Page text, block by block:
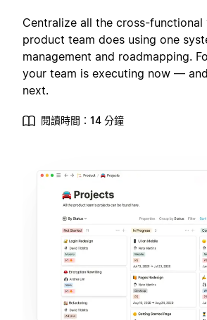
Centralize all the cross-
product team does using one
management and roadmapping.
your team is executing now —
next.
閱讀時間：14 分鐘